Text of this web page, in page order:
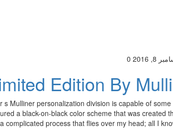
8, 2016
0
Edition By
Mulliner personalization division is capable of
a black-on-black color scheme that was created
complicated process that flies over my head; all I